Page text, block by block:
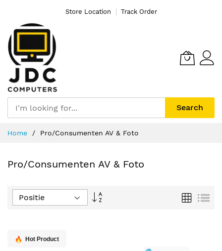
Store Location Track Order
Search
naar
inhoud
Home Pro/Consumenten AV & Foto
Pro/Consumenten AV & Foto
Van
Foto-
tabel
Hot Product